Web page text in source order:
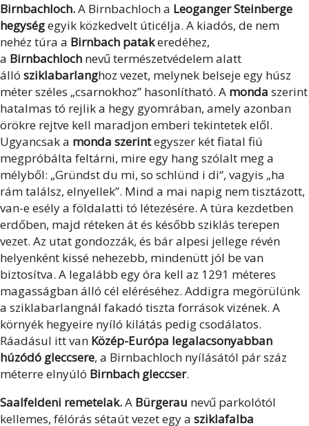
Birnbachloch.A Birnbachloch a Leoganger Steinberge
hegységegyik közkedvelt úticélja. A kiadós, de nem
nehéz túra a Birnbach patakeredéhez,
a Birnbachloch nevű természetvédelem alatt
álló sziklabarlanghoz vezet, melynek belseje egy húsz
méter széles „csarnokhoz” hasonlítható. A monda szerint
hatalmas tó rejlik a hegy gyomrában, amely azonban
örökre rejtve kell maradjon emberi tekintetek elől.
Ugyancsak a monda szerintegyszer két fiatal fiú
megpróbálta feltárni, mire egy hang szólalt meg a
mélyből: „Gründst du mi, so schlünd i di“, vagyis „ha
rám találsz, elnyellek”. Mind a mai napig nem tisztázott,
van-e esély a földalatti tó létezésére. A túra kezdetben
erdőben, majd réteken át és később sziklás terepen
vezet. Az utat gondozzák, és bár alpesi jellege révén
helyenként kissé nehezebb, mindenütt jól be van
biztosítva. A legalább egy óra kell az 1291 méteres
magasságban álló cél eléréséhez. Addigra megörülünk
a sziklabarlangnál fakadó tiszta források vizének. A
környék hegyeire nyíló kilátás pedig csodálatos.
Ráadásul itt van Közép-Európa legalacsonyabban
húzódó gleccsere, a Birnbachloch nyílásától pár száz
méterre elnyúló Birnbach gleccser.
Saalfeldeni remetelak.A Bürgerau nevű parkolótól
kellemes, félórás sétaút vezet egy a sziklafalba